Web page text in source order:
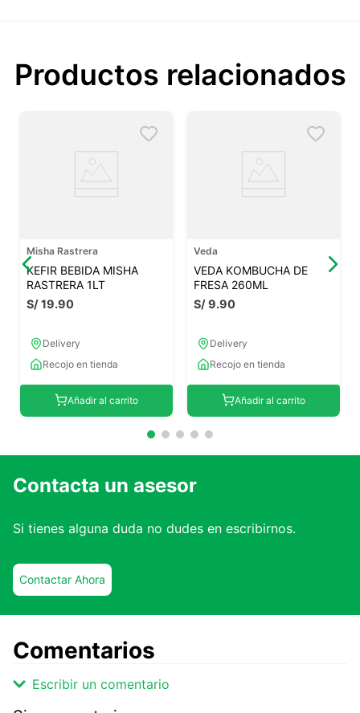
Productos relacionados
Misha Rastrera
KEFIR BEBIDA MISHA
RASTRERA 1LT
S/19.90
Delivery
Recojo en tienda
Añadir al carrito
Veda
VEDA KOMBUCHA DE
FRESA 260ML
S/9.90
Delivery
Recojo en tienda
Añadir al carrito
Contacta un asesor
Si tienes alguna duda no dudes en escribirnos.
Contactar Ahora
Comentarios
Escribir un comentario